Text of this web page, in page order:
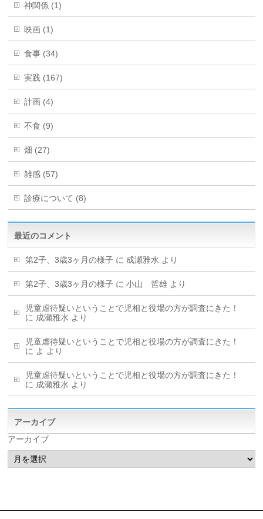
神関係 (1)
映画 (1)
食事 (34)
実践 (167)
計画 (4)
不食 (9)
畑 (27)
雑感 (57)
診療について (8)
最近のコメント
第2子、3歳3ヶ月の様子 に 成瀬雅水 より
第2子、3歳3ヶ月の様子 に小山 哲雄 より
児童虐待疑いということで児相と役場の方が調査にきた！
に 成瀬雅水 より
児童虐待疑いということで児相と役場の方が調査にきた！
に よ より
児童虐待疑いということで児相と役場の方が調査にきた！
に 成瀬雅水 より
アーカイブ
アーカイブ